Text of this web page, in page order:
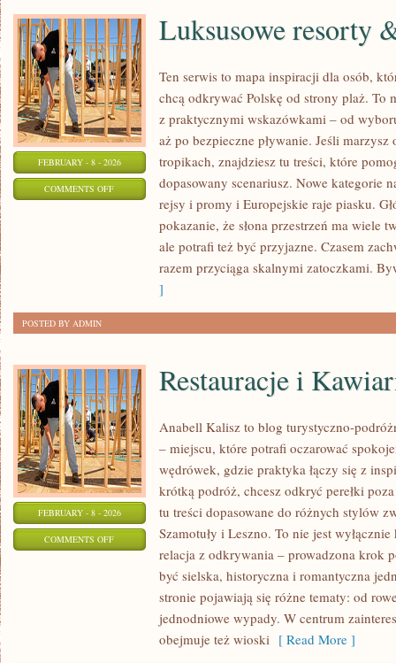
FEBRUARY - 8 - 2026
COMMENTS OFFON
LUKSUSOWE
Luksusowe resorty
Ten serwis to mapa inspiracji dla osób,
chcą odkrywać Polskę od strony plaż. To
z praktycznymi wskazówkami – od
aż po bezpieczne pływanie. Jeśli
tropikach, znajdziesz tu treści, które
dopasowany scenariusz. Nowe kategorie
rejsy i promy i Europejskie raje piasku.
pokazanie, że słona przestrzeń ma wiele
ale potrafi też być przyjazne. Czasem
razem przyciąga skalnymi zatoczkami.
]
POSTED BY ADMIN
FEBRUARY - 8 - 2026
COMMENTS OFFON
RESTAURACJE
KAWIARNIE
Restauracje i
Anabell Kalisz to blog turystyczno-
– miejscu, które potrafi oczarować
wędrówek, gdzie praktyka łączy się z
krótką podróż, chcesz odkryć perełki
tu treści dopasowane do różnych stylów
Szamotuły i Leszno. To nie jest
relacja z odkrywania – prowadzona krok
być sielska, historyczna i romantyczna
stronie pojawiają się różne tematy: od
jednodniowe wypady. W centrum
obejmuje też wioski [ Read More ]